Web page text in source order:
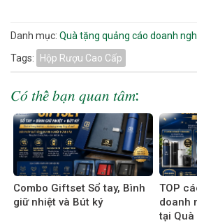
Danh mục: Quà tặng quảng cáo doanh
Tags:
Hộp Rượu Cao Cấp
𝐶𝑜́ 𝑡ℎ𝑒̂̉ 𝑏𝑎̣𝑛 𝑞𝑢𝑎𝑛 𝑡𝑎̂𝑚:
Combo Giftset Sổ tay, Bình
giữ nhiệt và Bút ký
TOP
doanh
tại Quà